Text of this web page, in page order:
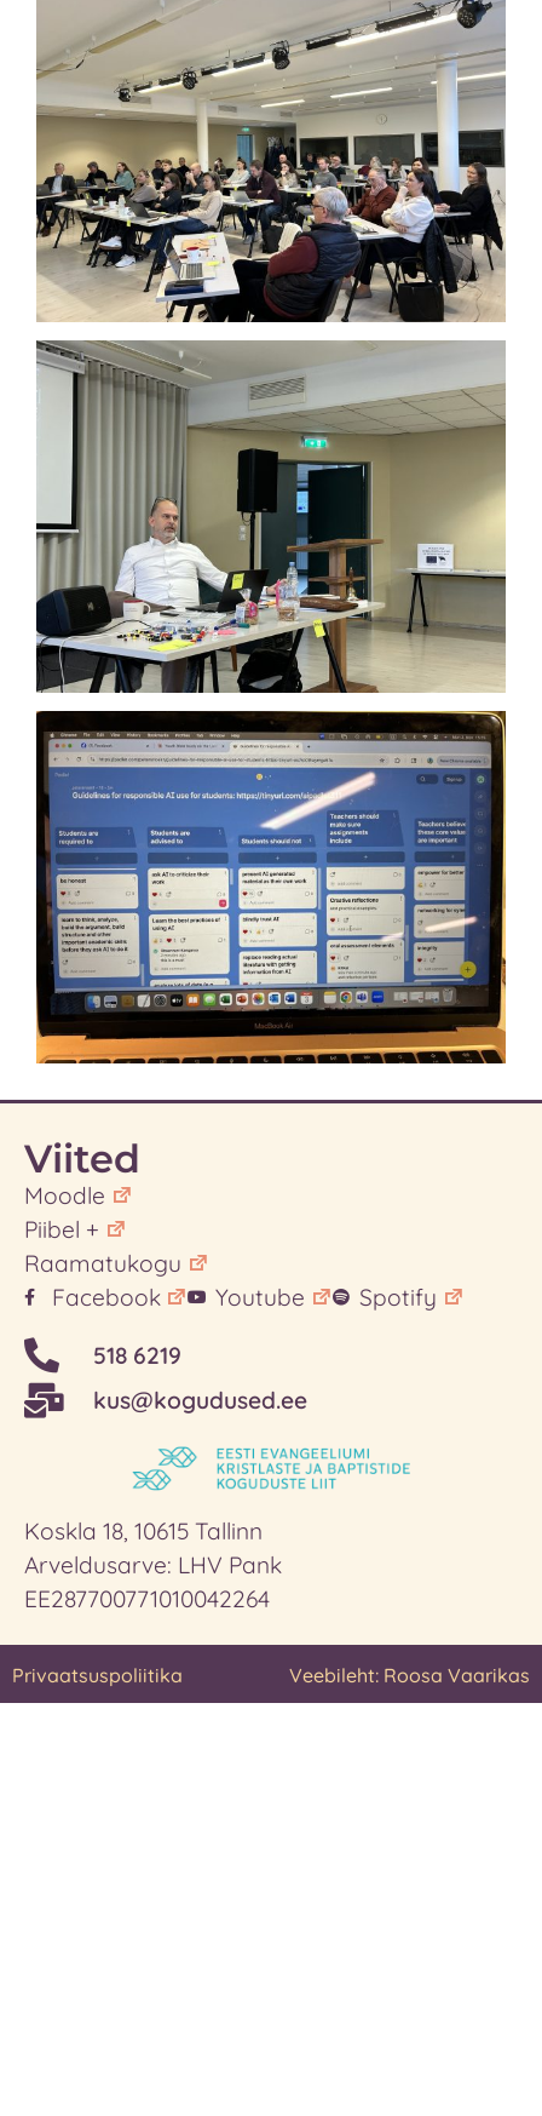
Viited
Moodle
Piibel +
Raamatukogu
Facebook
Youtube Spotify
518 6219
kus@kogudused.ee
Koskla 18, 10615 Tallinn
Arveldusarve: LHV Pank
EE287700771010042264
Privaatsuspoliitika Veebileht: Roosa Vaarikas